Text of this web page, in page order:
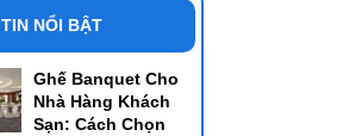
TIN NỔI BẬT
Ghế Banquet Cho
Nhà Hàng Khách
Sạn: Cách Chọn